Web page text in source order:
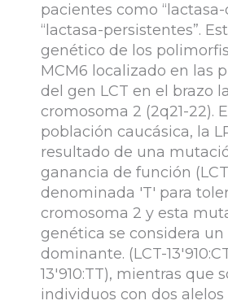
pacientes como
“lactasa-persistentes”.
genético de los
MCM6 localizado en las
del gen LCT en el brazo
cromosoma 2 (2q21-22).
población caucásica, la
resultado de una
ganancia de función
denominada 'T' para
cromosoma 2 y esta
genética se considera
dominante. (LCT-
13′910:TT), mientras que
individuos con dos alelos